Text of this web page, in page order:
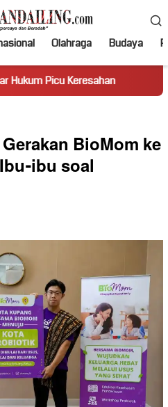
Olahraga Budaya
Truk Miring
BioMom ke
ibu soal